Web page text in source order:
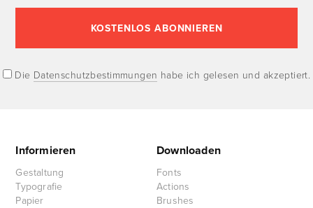
Die Datenschutzbestimmungen habe ich gelesen und akzeptiert.
Informieren
Gestaltung
Typografie
Papier
Downloaden
Fonts
Actions
Brushes